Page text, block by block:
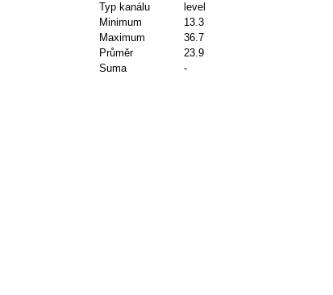
Typ kanálu
level
Minimum
13.3
Maximum
36.7
Průměr
23.9
Suma
-